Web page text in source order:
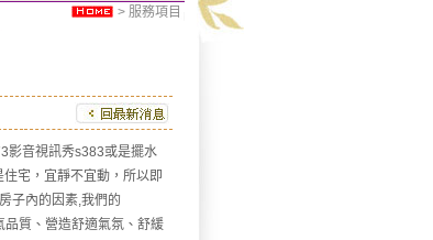
> 服務項目
影音視訊秀s383或是擺水
宅，宜靜不宜動，所以即
子內的因素,我們的
質、營造舒適氣氛、舒緩